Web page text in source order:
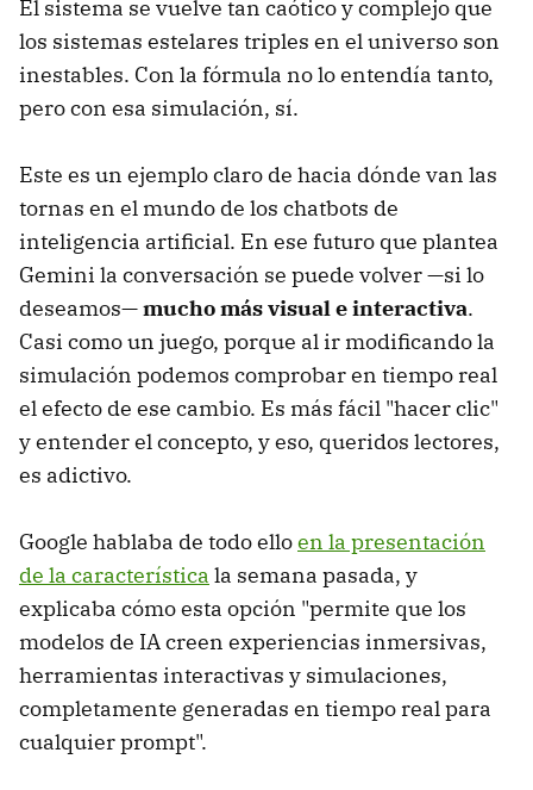
El sistema se vuelve tan caótico y complejo que
los sistemas estelares triples en el universo son
inestables. Con la fórmula no lo entendía tanto,
pero con esa simulación, sí.
Este es un ejemplo claro de hacia dónde van las
tornas en el mundo de los chatbots de
inteligencia artificial. En ese futuro que plantea
Gemini la conversación se puede volver —si lo
deseamos—mucho más visual e interactiva.
Casi como un juego, porque al ir modificando la
simulación podemos comprobar en tiempo real
el efecto de ese cambio. Es más fácil "hacer clic"
y entender el concepto, y eso, queridos lectores,
es adictivo.
Google hablaba de todo elloen la presentación
de la característica la semana pasada, y
explicaba cómo esta opción "permite que los
modelos de IA creen experiencias inmersivas,
herramientas interactivas y simulaciones,
completamente generadas en tiempo real para
cualquier prompt".